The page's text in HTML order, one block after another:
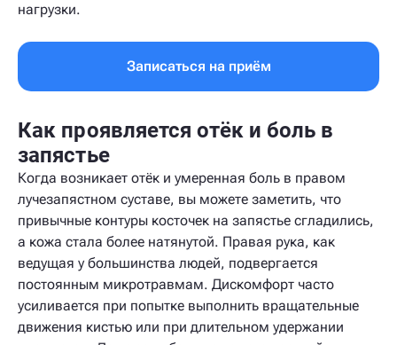
нагрузки.
Записаться на приём
Как проявляется отёк и боль в
запястье
Когда возникает отёк и умеренная боль в правом
лучезапястном суставе, вы можете заметить, что
привычные контуры косточек на запястье сгладились,
а кожа стала более натянутой. Правая рука, как
ведущая у большинства людей, подвергается
постоянным микротравмам. Дискомфорт часто
усиливается при попытке выполнить вращательные
движения кистью или при длительном удержании